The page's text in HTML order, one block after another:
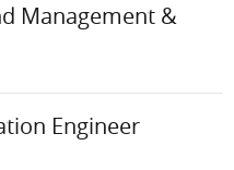
Management &
Engineer